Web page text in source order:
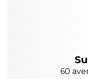
60